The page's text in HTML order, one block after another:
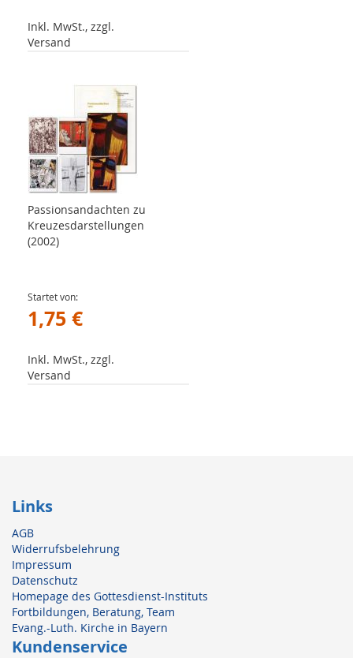
Inkl. MwSt., zzgl.
Versand
Passionsandachten zu
Kreuzesdarstellungen
(2002)
Startet von
1,75 €
Inkl. MwSt., zzgl.
Versand
Links
AGB
Widerrufsbelehrung
Impressum
Datenschutz
Homepage des Gottesdienst-Instituts
Fortbildungen, Beratung, Team
Evang.-Luth. Kirche in Bayern
Kundenservice